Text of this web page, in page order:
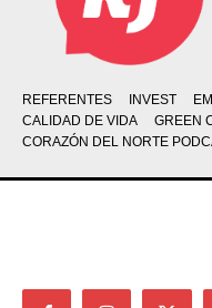
REFERENTES INVEST
CALIDAD DE VIDA
GREEN
CORAZÓN DEL NORTE